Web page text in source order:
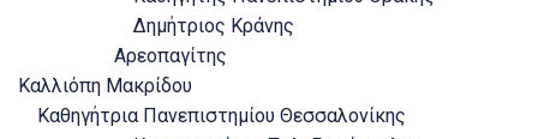
Δημήτριος Κράνης
Αρεοπαγίτης
Καλλιόπη Μακρίδου
Καθηγήτρια Πανεπιστημίου Θεσσαλονίκης